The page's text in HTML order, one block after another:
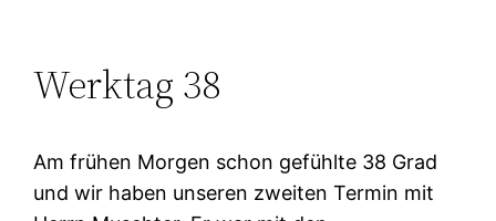
Werktag 38
Am frühen Morgen schon gefühlte 38 Grad
und wir haben unseren zweiten Termin mit